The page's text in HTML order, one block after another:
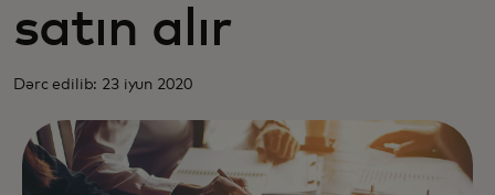
satın alır
Dərc edilib: 23 iyun 2020